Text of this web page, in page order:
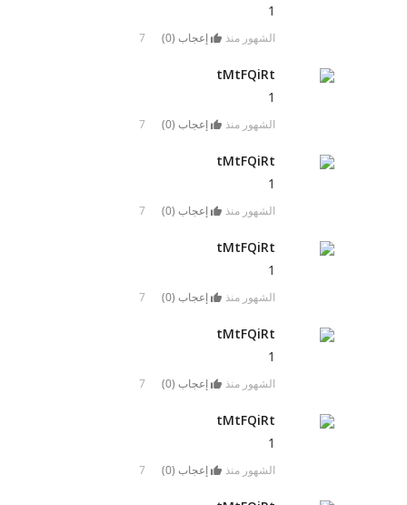
1
7 الشهور منذ إعجاب (0
)
tMtFQiRt
1
7 الشهور منذ إعجاب (0
)
tMtFQiRt
1
7 الشهور منذ إعجاب (0
)
tMtFQiRt
1
7 الشهور منذ إعجاب (0
)
tMtFQiRt
1
7 الشهور منذ إعجاب (0
)
tMtFQiRt
1
7 الشهور منذ إعجاب (0
)